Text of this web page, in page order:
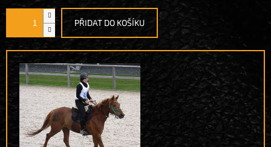
PŘIDAT DO KOŠÍKU